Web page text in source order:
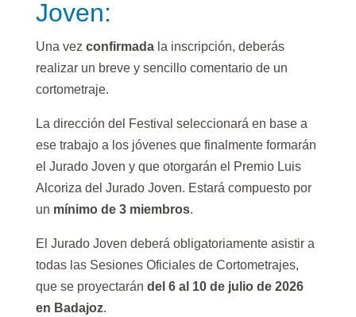
Joven:
Una vez confirmadala inscripción, deberás
realizar un breve y sencillo comentario de un
cortometraje.
La dirección del Festival seleccionará en base a
ese trabajo a los jóvenes que finalmente formarán
el Jurado Joven y que otorgarán el Premio Luis
Alcoriza del Jurado Joven. Estará compuesto por
un mínimo de 3 miembros.
El Jurado Joven deberá obligatoriamente asistir a
todas las Sesiones Oficiales de Cortometrajes,
que se proyectarán del 6 al 10 de julio de 2026
en Badajoz.